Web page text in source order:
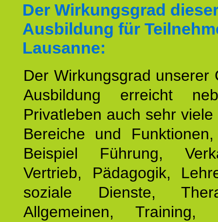
Der Wirkungsgrad
Ausbildung für
Lausanne:
Der Wirkungsgrad unserer
Ausbildung erreicht
Privatleben auch sehr
Bereiche und
Beispiel Führung,
Vertrieb, Pädagogik,
soziale Dienste,
Allgemeinen, Training,